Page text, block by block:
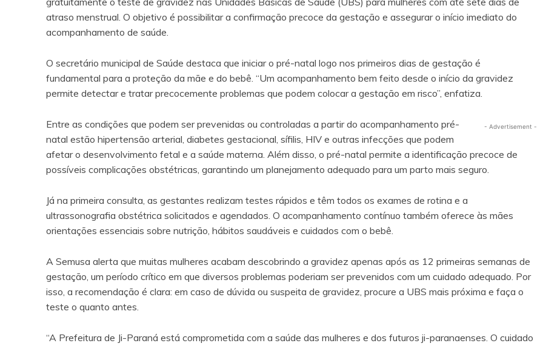
atraso menstrual. O objetivo é possibilitar a confirmação precoce da gestação e assegurar o início imediato do
acompanhamento de saúde.
O secretário municipal de Saúde destaca que iniciar o pré-natal logo nos primeiros dias de gestação é
fundamental para a proteção da mãe e do bebê. “Um acompanhamento bem feito desde o início da gravidez
permite detectar e tratar precocemente problemas que podem colocar a gestação em risco”, enfatiza.
- Advertisement -
Entre as condições que podem ser prevenidas ou controladas a partir do acompanhamento pré-
natal estão hipertensão arterial, diabetes gestacional, sífilis, HIV e outras infecções que podem
afetar o desenvolvimento fetal e a saúde materna. Além disso, o pré-natal permite a identificação precoce de
possíveis complicações obstétricas, garantindo um planejamento adequado para um parto mais seguro.
Já na primeira consulta, as gestantes realizam testes rápidos e têm todos os exames de rotina e a
ultrassonografia obstétrica solicitados e agendados. O acompanhamento contínuo também oferece às mães
orientações essenciais sobre nutrição, hábitos saudáveis e cuidados com o bebê.
A Semusa alerta que muitas mulheres acabam descobrindo a gravidez apenas após as 12 primeiras semanas de
gestação, um período crítico em que diversos problemas poderiam ser prevenidos com um cuidado adequado. Por
isso, a recomendação é clara: em caso de dúvida ou suspeita de gravidez, procure a UBS mais próxima e faça o
teste o quanto antes.
“A Prefeitura de Ji-Paraná está comprometida com a saúde das mulheres e dos futuros ji-paranaenses. O cuidado